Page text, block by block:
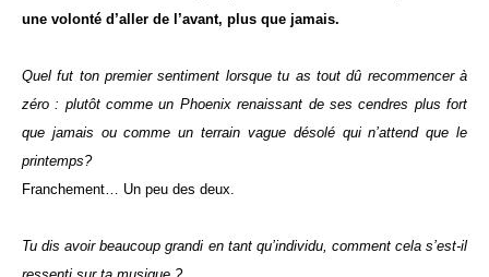
une volonté d’aller de l’avant, plus que jamais.
Quel fut ton premier sentiment lorsque tu as tout dû recommencer à
zéro : plutôt comme un Phoenix renaissant de ses cendres plus fort
que jamais ou comme un terrain vague désolé qui n’attend que le
printemps?
Franchement… Un peu des deux.
Tu dis avoir beaucoup grandi en tant qu’individu, comment cela s’est-il